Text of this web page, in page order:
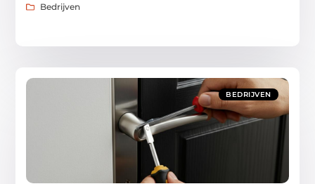
Bedrijven
BEDRIJVEN